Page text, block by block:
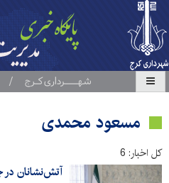
مسعود محمدی
کل اخبار: 6
آتش‌نشانان در